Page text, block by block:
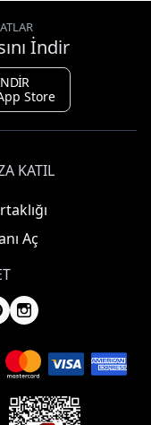
İndir
Store
KATIL
Aç